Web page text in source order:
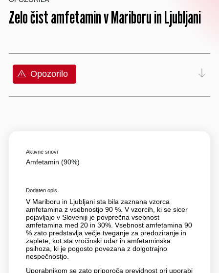
Zelo čist amfetamin v Mariboru in Ljubljani
Opozorilo
Aktivne snovi
Amfetamin (90%)
Dodaten opis
V Mariboru in Ljubljani sta bila zaznana vzorca
amfetamina z vsebnostjo 90 %. V vzorcih, ki se sicer
pojavljajo v Sloveniji je povprečna vsebnost
amfetamina med 20 in 30%. Vsebnost amfetamina 90
% zato predstavlja večje tveganje za predoziranje in
zaplete, kot sta vročinski udar in amfetaminska
psihoza, ki je pogosto povezana z dolgotrajno
nespečnostjo.
Uporabnikom se zato priporoča previdnost pri uporabi